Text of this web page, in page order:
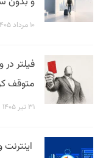
۱۰ مرداد ۱۴۰۵
متوقف
۳۱ تیر ۱۴۰۵